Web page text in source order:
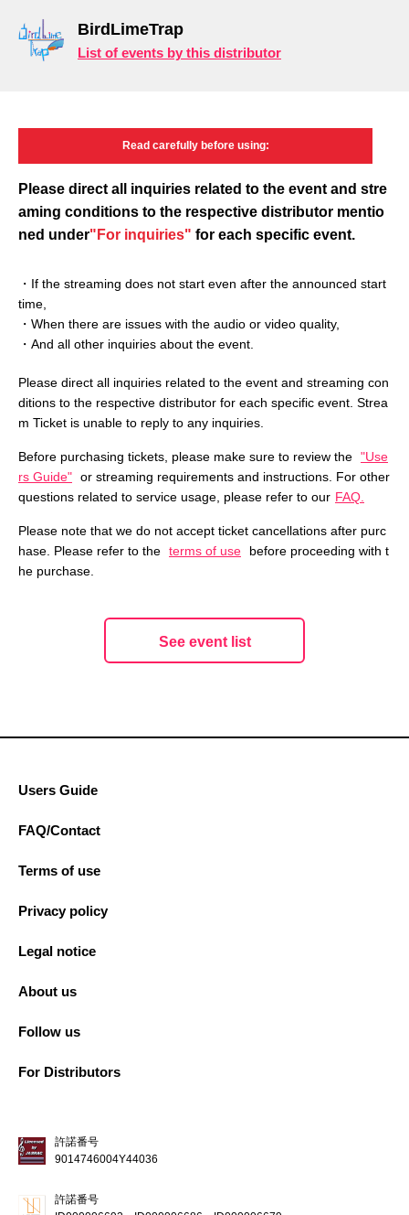
BirdLimeTrap
List of events by this distributor
Read carefully before using:
Please direct all inquiries related to the event and stre
aming conditions to the respective distributor mentio
ned under"For inquiries" for each specific event.
・If the streaming does not start even after the announced start
time,
・When there are issues with the audio or video quality,
・And all other inquiries about the event.
Please direct all inquiries related to the event and streaming con
ditions to the respective distributor for each specific event. Strea
m Ticket is unable to reply to any inquiries.
Before purchasing tickets, please make sure to review the "Use
rs Guide" or streaming requirements and instructions. For other
questions related to service usage, please refer to our FAQ.
Please note that we do not accept ticket cancellations after purc
hase. Please refer to the terms of use
before proceeding with t
he purchase.
See event list
Users Guide
FAQ/Contact
Terms of use
Privacy policy
Legal notice
About us
Follow us
For Distributors
許諾番号
9014746004Y44036
許諾番号